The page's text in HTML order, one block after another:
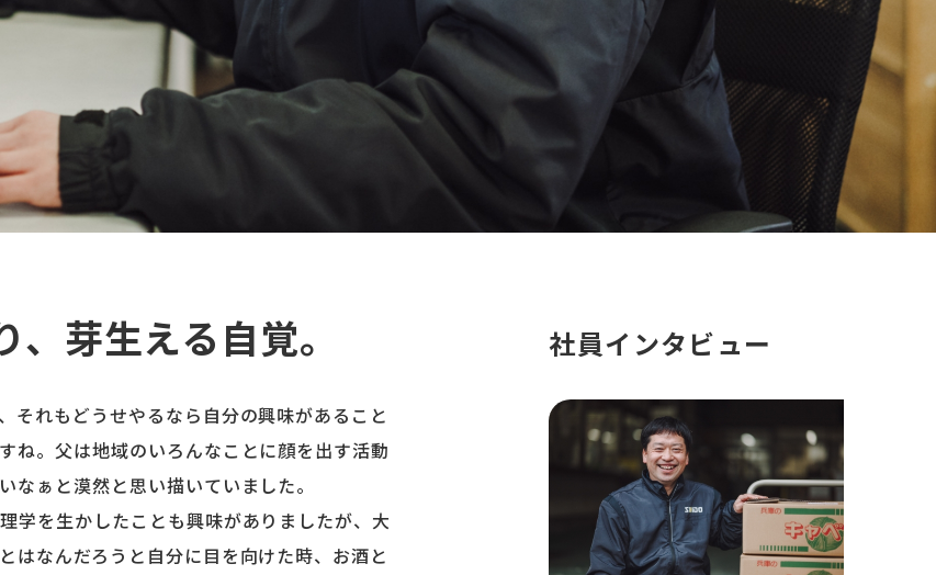
芽生える自覚。
れもどうせやるなら自分の興味があること
ね。父は地域のいろんなことに顔を出す活動
ぁと漠然と思い描いていました。
学を生かしたことも興味がありましたが、大
はなんだろうと自分に目を向けた時、お酒と
社員インタビュー